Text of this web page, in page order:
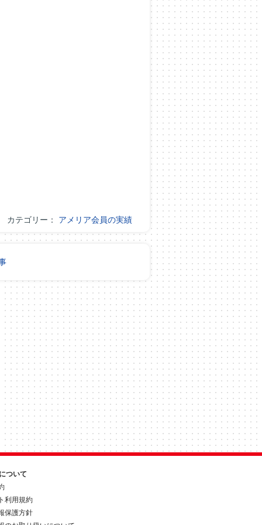
カテゴリー： アメリア会員の実績
ついて
利用規約
保護方針